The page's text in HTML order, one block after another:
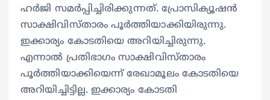
ഹർജി സമർപ്പിച്ചിരിക്കുന്നത്. പ്രോസിക്യൂഷൻ
സാക്ഷിവിസ്താരം പൂർത്തിയാക്കിയിരുന്നു.
ഇക്കാര്യം കോടതിയെ അറിയിച്ചിരുന്നു.
എന്നാൽ പ്രതിഭാഗം സാക്ഷിവിസ്താരം
പൂർത്തിയാക്കിയെന്ന് രേഖാമൂലം കോടതിയെ
അറിയിച്ചിട്ടില്ല. ഇക്കാര്യം കോടതി